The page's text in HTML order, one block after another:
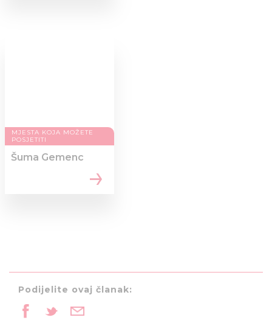
MJESTA KOJA MOŽETE
POSJETITI
Šuma Gemenc
Podijelite ovaj članak: